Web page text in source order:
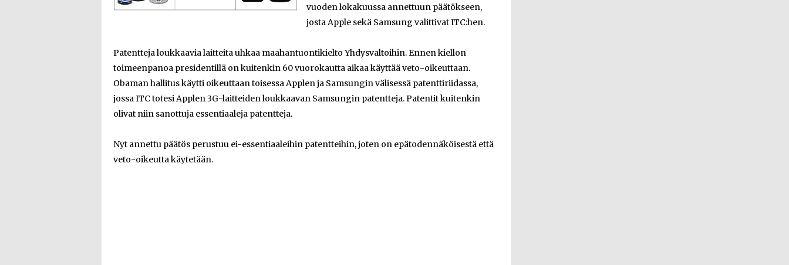
vuoden lokakuussa annettuun päätökseen,
josta Apple sekä Samsung valittivat ITC:hen.
Patentteja loukkaavia laitteita uhkaa maahantuontikielto Yhdysvaltoihin. Ennen kiellon
toimeenpanoa presidentillä on kuitenkin 60 vuorokautta aikaa käyttää veto-oikeuttaan.
Obaman hallitus käytti oikeuttaan toisessa Applen ja Samsungin välisessä patenttiriidassa,
jossa ITC totesi Applen 3G-laitteiden loukkaavan Samsungin patentteja. Patentit kuitenkin
olivat niin sanottuja essentiaaleja patentteja.
Nyt annettu päätös perustuu ei-essentiaaleihin patentteihin, joten on epätodennäköisestä että
veto-oikeutta käytetään.